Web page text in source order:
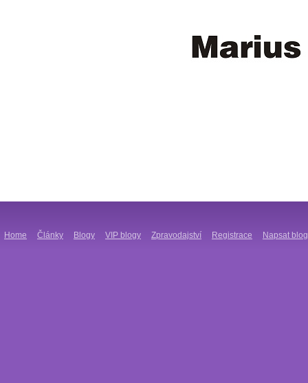
Home Články Blogy VIP blogy Zpravodajství Registrace Napsat blog